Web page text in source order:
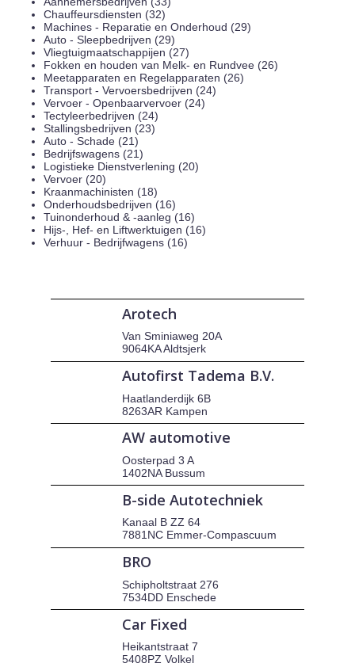
Chauffeursdiensten (32)
Machines - Reparatie en Onderhoud (29)
Auto - Sleepbedrijven (29)
Vliegtuigmaatschappijen (27)
Fokken en houden van Melk- en Rundvee (26)
Meetapparaten en Regelapparaten (26)
Transport - Vervoersbedrijven (24)
Vervoer - Openbaarvervoer (24)
Tectyleerbedrijven (24)
Stallingsbedrijven (23)
Auto - Schade (21)
Bedrijfswagens (21)
Logistieke Dienstverlening (20)
Vervoer (20)
Kraanmachinisten (18)
Onderhoudsbedrijven (16)
Tuinonderhoud & -aanleg (16)
Hijs-, Hef- en Liftwerktuigen (16)
Verhuur - Bedrijfwagens (16)
Arotech
Van Sminiaweg 20A
9064KA Aldtsjerk
Autofirst Tadema B.V.
Haatlanderdijk 6B
8263AR Kampen
AW automotive
Oosterpad 3 A
1402NA Bussum
B-side Autotechniek
Kanaal B ZZ 64
7881NC Emmer-Compascuum
BRO
Schipholtstraat 276
7534DD Enschede
Car Fixed
Heikantstraat 7
5408PZ Volkel